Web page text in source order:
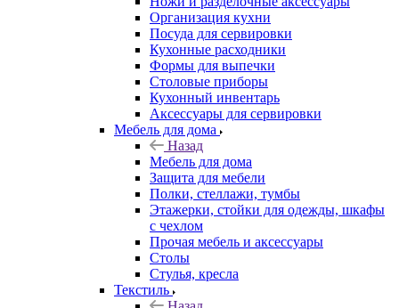
Организация кухни
Посуда для сервировки
Кухонные расходники
Формы для выпечки
Столовые приборы
Кухонный инвентарь
Аксессуары для сервировки
Мебель для дома
Назад
Мебель для дома
Защита для мебели
Полки, стеллажи, тумбы
Этажерки, стойки для одежды, шкафы
с чехлом
Прочая мебель и аксессуары
Столы
Стулья, кресла
Текстиль